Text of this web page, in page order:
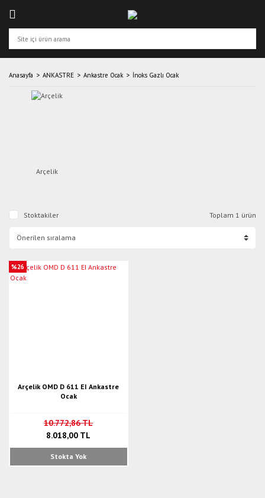
Anasayfa ANKASTRE Ankastre Ocak İnoks Gazlı Ocak
Arçelik
Stoktakiler Toplam 1 ürün
%26
Arçelik OMD D 611 EI Ankastre
Ocak
10.772,86 TL
8.018,00 TL
Stokta Yok